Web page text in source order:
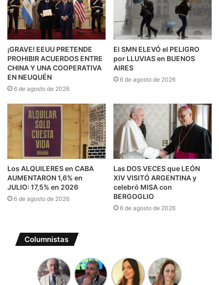
¡GRAVE! EEUU PRETENDE
PROHIBIR ACUERDOS ENTRE
CHINA Y UNA COOPERATIVA
EN NEUQUÉN
6 de agosto de 2026
El SMN ELEVÓ el PELIGRO
por LLUVIAS en BUENOS
AIRES
6 de agosto de 2026
Los ALQUILERES en CABA
AUMENTARON 1,6% en
JULIO: 17,5% en 2026
6 de agosto de 2026
Las DOS VECES que LEÓN
XIV VISITÓ ARGENTINA y
celebró MISA con
BERGOGLIO
6 de agosto de 2026
Columnistas